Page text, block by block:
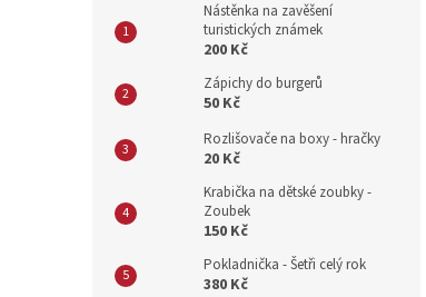
Nástěnka na zavěšení
turistických známek
200 Kč
Zápichy do burgerů
50 Kč
Rozlišovače na boxy - hračky
20 Kč
Krabička na dětské zoubky -
Zoubek
150 Kč
Pokladnička - Šetři celý rok
380 Kč